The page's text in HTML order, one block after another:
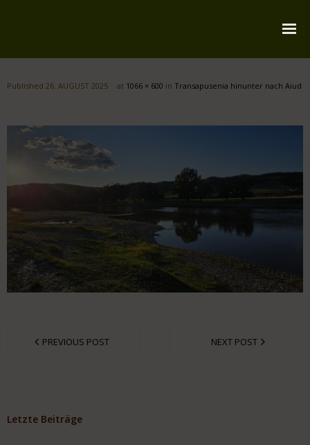
Reiserouten
Widmung
Datenschutz
Published 26. AUGUST 2025 at 1066 × 600 in Transapusenia hinunter nach Aiud
PREVIOUS POST NEXT POST
Letzte Beiträge